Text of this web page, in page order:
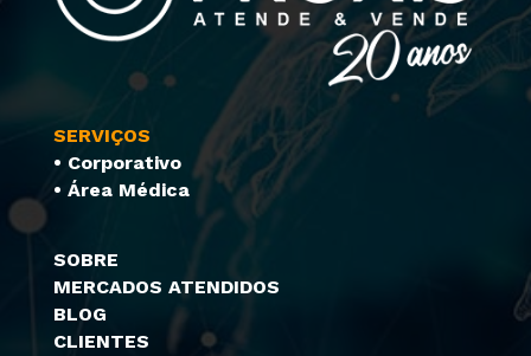
SERVIÇOS
• Corporativo
• Área Médica
SOBRE
MERCADOS ATENDIDOS
BLOG
CLIENTES